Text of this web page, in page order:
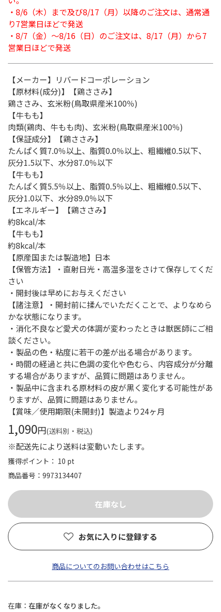
・8/6（木）まで及び8/17（月）以降のご注文は、通常通
り7営業日ほどで発送
・8/7（金）～8/16（日）のご注文は、8/17（月）から7
営業日ほどで発送
【メーカー】リバードコーポレーション
【原材料(成分)】【鶏ささみ】
鶏ささみ、玄米粉(鳥取県産米100％)
【牛もも】
肉類(鶏肉、牛もも肉)、玄米粉(鳥取県産米100％)
【保証成分】【鶏ささみ】
たんぱく質7.0％以上、脂質0.0％以上、粗繊維0.5以下、
灰分1.5以下、水分87.0％以下
【牛もも】
たんぱく質5.5％以上、脂質0.5％以上、粗繊維0.5以下、
灰分1.0以下、水分89.0％以下
【エネルギー】【鶏ささみ】
約8kcal/本
【牛もも】
約8kcal/本
【原産国または製造地】日本
【保管方法】・直射日光・高温多湿をさけて保存してくだ
さい
・開封後は早めにお与えください
【諸注意】・開封前に揉んでいただくことで、よりなめら
かな状態になります。
・消化不良など愛犬の体調が変わったときは獣医師にご相
談ください。
・製品の色・粘度に若干の差が出る場合があります。
・時間の経過と共に色調の変化や色むら、内容成分が分離
する場合がありますが、品質に問題はありません。
・製品中に含まれる原材料の皮が黒く変化する可能性があ
りますが、品質に問題はありません。
【賞味／使用期限(未開封)】製造より24ヶ月
1,090円(送料別・税込)
※配送先により送料は変動いたします。
獲得ポイント： 10 pt
商品番号
9973134407
お気に入りに登録する
商品についてのお問い合わせはこちら
在庫 在庫がなくなりました。